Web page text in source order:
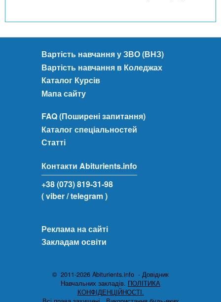
Вартість навчання у ЗВО (ВНЗ)
Вартість навчання в Коледжах
Каталог Курсів
Мапа сайту
FAQ (Поширені запитання)
Каталог спеціальностей
Статті
Контакти Abiturients.info
+38 (073) 819-31-98
( viber/ telegram )
Реклама на сайті
Закладам освіти
© 2011-2026 Abiturients.info - Довідник
Навчальних закладів. ПОЛІТИКА
КОНФІДЕНЦІЙНОСТІ.